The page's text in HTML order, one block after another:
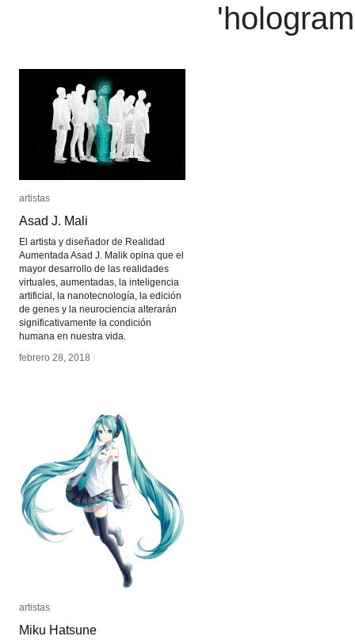
'
artistas
Asad J. Mali
El artista y diseñador de Realidad
Aumentada Asad J. Malik opina que el
mayor desarrollo de las realidades
virtuales, aumentadas, la inteligencia
artificial, la nanotecnología, la edición
de genes y la neurociencia alterarán
significativamente la condición
humana en nuestra vida.
febrero 28, 2018 /
artistas
Asad J. Mali
febrero 28, 2018 /
artistas
Miku Hatsune
artistas
Miku Hatsune